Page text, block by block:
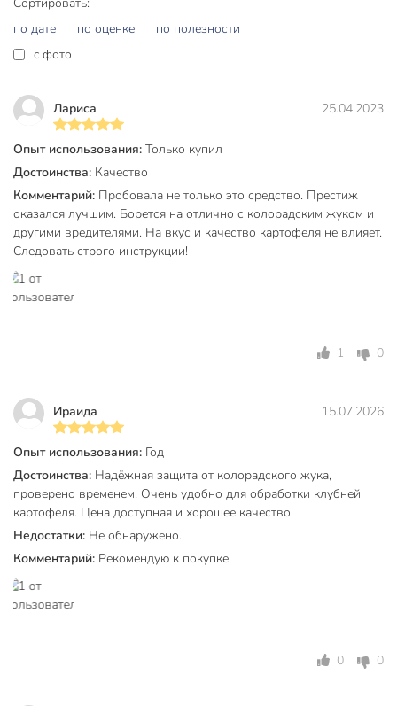
по дате
по оценке
по полезности
c фото
Лариса 25.04.2023
Опыт использования: Только купил
Достоинства: Качество
Комментарий: Пробовала не только это средство. Престиж
оказался лучшим. Борется на отлично с колорадским жуком и
другими вредителями. На вкус и качество картофеля не влияет.
Следовать строго инструкции!
1 0
Ираида 15.07.2026
Опыт использования: Год
Достоинства: Надёжная защита от колорадского жука,
проверено временем. Очень удобно для обработки клубней
картофеля. Цена доступная и хорошее качество.
Недостатки: Не обнаружено.
Комментарий: Рекомендую к покупке.
0 0